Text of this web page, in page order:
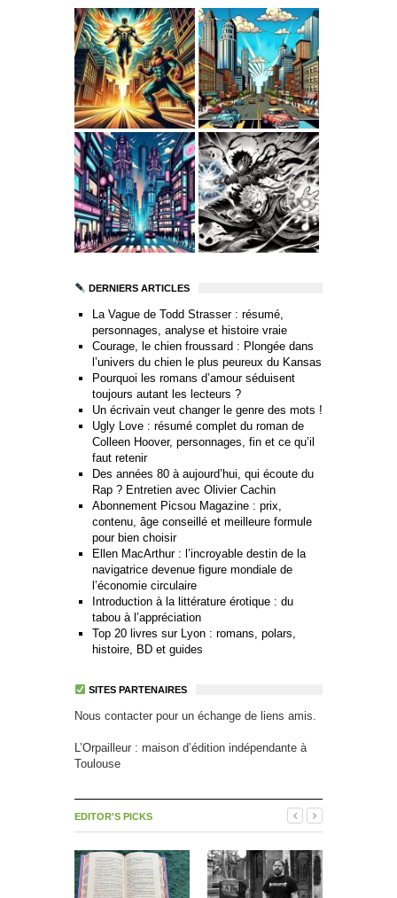
DERNIERS ARTICLES
La Vague de Todd Strasser : résumé,
personnages, analyse et histoire vraie
Courage, le chien froussard : Plongée dans
l’univers du chien le plus peureux du Kansas
Pourquoi les romans d’amour séduisent
toujours autant les lecteurs ?
Un écrivain veut changer le genre des mots !
Ugly Love : résumé complet du roman de
Colleen Hoover, personnages, fin et ce qu’il
faut retenir
Des années 80 à aujourd’hui, qui écoute du
Rap ? Entretien avec Olivier Cachin
Abonnement Picsou Magazine : prix,
contenu, âge conseillé et meilleure formule
pour bien choisir
Ellen MacArthur : l’incroyable destin de la
navigatrice devenue figure mondiale de
l’économie circulaire
Introduction à la littérature érotique : du
tabou à l’appréciation
Top 20 livres sur Lyon : romans, polars,
histoire, BD et guides
SITES PARTENAIRES
Nous contacter pour un échange de liens amis.
L’Orpailleur : maison d’édition indépendante à
Toulouse
EDITOR'S PICKS